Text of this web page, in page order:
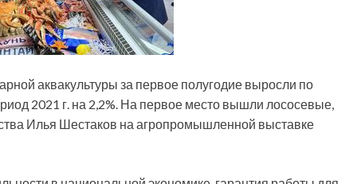
аквакультуры за первое полугодие выросли по
2021 г. на 2,2%. На первое место вышли лососевые,
Илья Шестаков на агропромышленной выставке